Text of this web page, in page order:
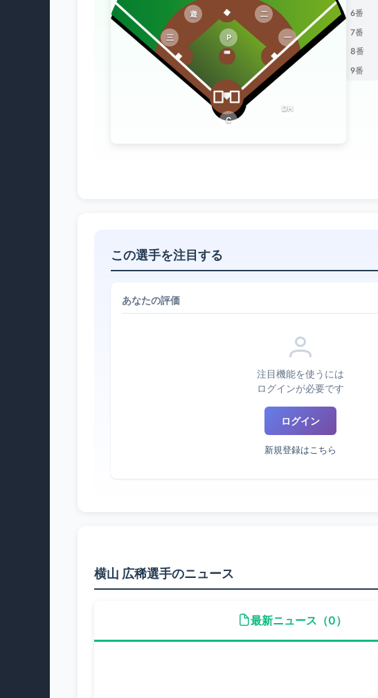
P
C
一
二
三
遊
DH
6番
7番
8番
9番
この選手を注目する
あなたの評価
注目機能を使うには
ログインが必要です
ログイン
新規登録はこちら
横山 広稀選手のニュース
最新ニュース（0）